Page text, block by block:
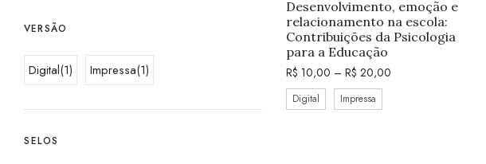
VERSÃO
Digital(1) Impressa(1)
SELOS
Desenvolvimento, emoção e
relacionamento na escola:
Contribuições da Psicologia
para a Educação
R$ 10,00 – R$ 20,00
Digital Impressa